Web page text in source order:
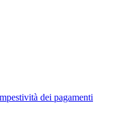
dei pagamenti